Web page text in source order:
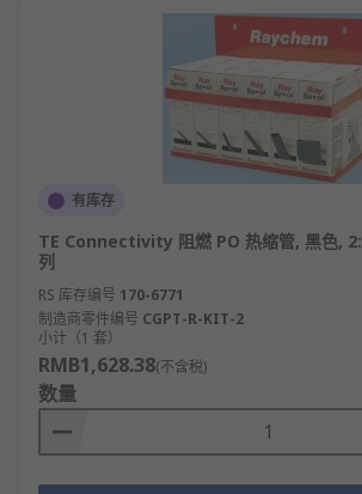
有库存
TE Connectivity 阻燃 PO 热缩管, 黑色,
列
RS 库存编号 170-6771
制造商零件编号 CGPT-R-KIT-2
小计（1 套）
RMB1,628.38(不含税)
数量